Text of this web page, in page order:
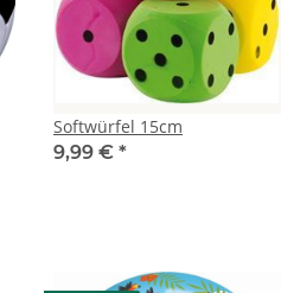
Softwürfel 15cm
9,99 € *